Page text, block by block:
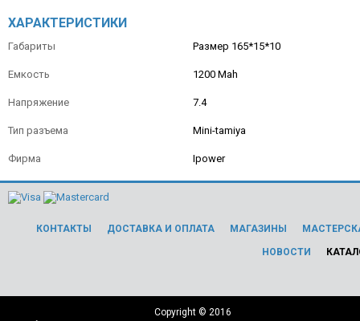
ХАРАКТЕРИСТИКИ
Габариты Размер 165*15*10
Емкость 1200 Mah
Напряжение 7.4
Тип разъема Mini-tamiya
Фирма Ipower
КОНТАКТЫ ДОСТАВКА И ОПЛАТА МАГАЗИНЫ
НОВОСТИ
Copyright © 2016